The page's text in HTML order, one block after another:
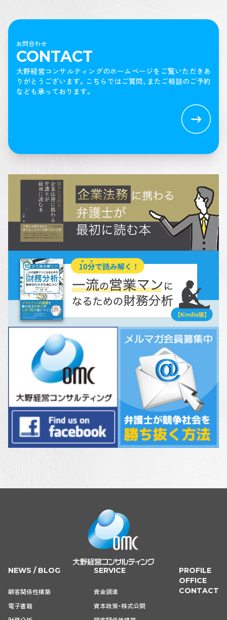
お問合わせ
CONTACT
大野経営コンサルティングのホームページをご覧いただきあ
りがとうございます。 こちらではご質問、またご相談のご予約
なども承っております。
NEWS / BLOG
顧客関係性構築
電子書籍
SERVICE
資金調達
資本政策・株式公開
PROFILE
OFFICE
CONTACT